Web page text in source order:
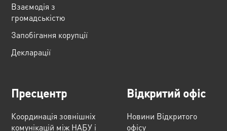
Взаємодія з
громадськістю
Запобігання корупції
Декларації
Пресцентр
Координація зовнішніх
комунікацій між НАБУ і
Відкритий офіс
Новини Відкритого
офісу